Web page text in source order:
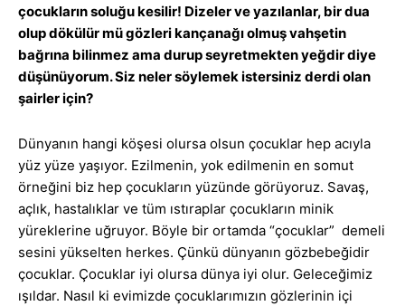
çocukların soluğu kesilir! Dizeler ve yazılanlar, bir dua
olup dökülür mü gözleri kançanağı olmuş vahşetin
bağrına bilinmez ama durup seyretmekten yeğdir diye
düşünüyorum. Siz neler söylemek istersiniz derdi olan
şairler için?
Dünyanın hangi köşesi olursa olsun çocuklar hep acıyla
yüz yüze yaşıyor. Ezilmenin, yok edilmenin en somut
örneğini biz hep çocukların yüzünde görüyoruz. Savaş,
açlık, hastalıklar ve tüm ıstıraplar çocukların minik
yüreklerine uğruyor. Böyle bir ortamda “çocuklar” demeli
sesini yükselten herkes. Çünkü dünyanın gözbebeğidir
çocuklar. Çocuklar iyi olursa dünya iyi olur. Geleceğimiz
ışıldar. Nasıl ki evimizde çocuklarımızın gözlerinin içi